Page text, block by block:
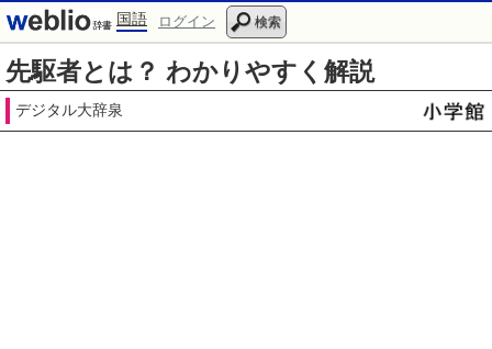
国語 ログイン 検索
先駆者とは？ わかりやすく解説
デジタル大辞泉